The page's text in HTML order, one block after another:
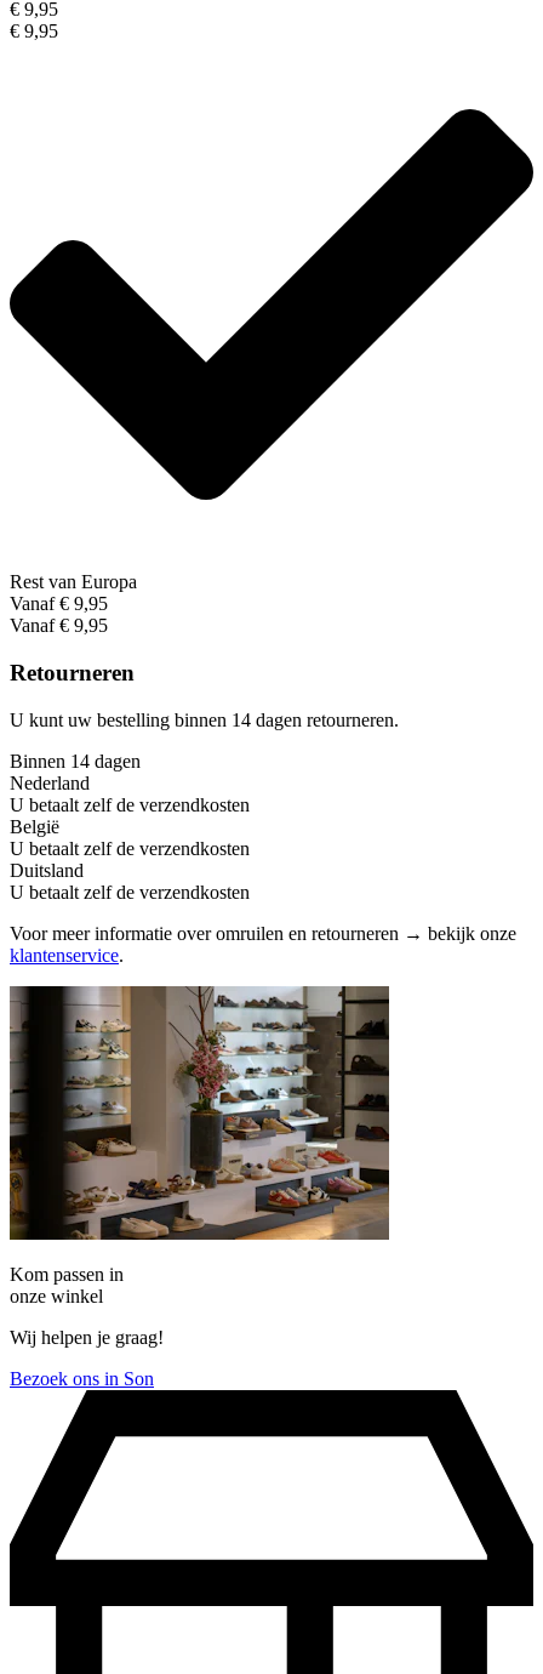
€ 9,95
€ 9,95
Rest van Europa
Vanaf € 9,95
Vanaf € 9,95
Retourneren
U kunt uw bestelling binnen 14 dagen retourneren.
Binnen 14 dagen
Nederland
U betaalt zelf de verzendkosten
België
U betaalt zelf de verzendkosten
Duitsland
U betaalt zelf de verzendkosten
Voor meer informatie over omruilen en retourneren → bekijk onze
klantenservice.
Kom passen in
onze winkel
Wij helpen je graag!
Bezoek ons in Son